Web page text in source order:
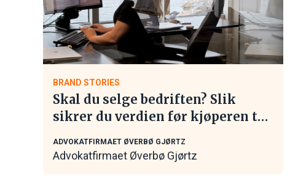
BRAND STORIES
Skal du selge bedriften? Slik
sikrer du verdien før kjøperen tar
ADVOKATFIRMAET ØVERBØ GJØRTZ
Advokatfirmaet Øverbø Gjørtz